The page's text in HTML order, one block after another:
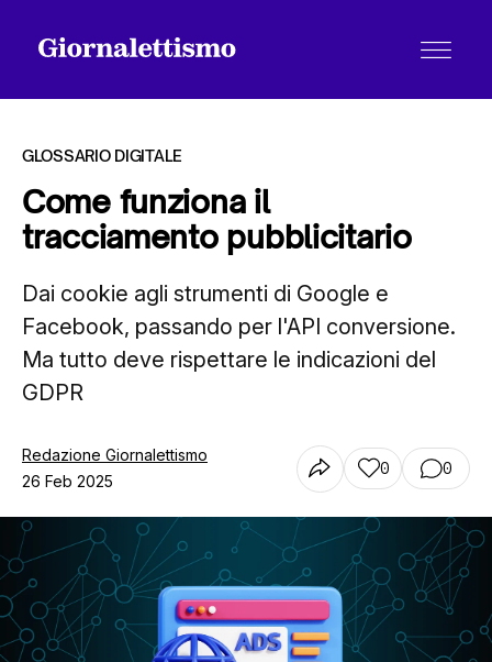
Tutti gli articoli
Chi siamo
GLOSSARIO DIGITALE
Come funziona il
tracciamento pubblicitario
Dai cookie agli strumenti di Google e
Facebook, passando per l'API conversione.
Ma tutto deve rispettare le indicazioni del
GDPR
Redazione Giornalettismo
26 Feb 2025
0 0